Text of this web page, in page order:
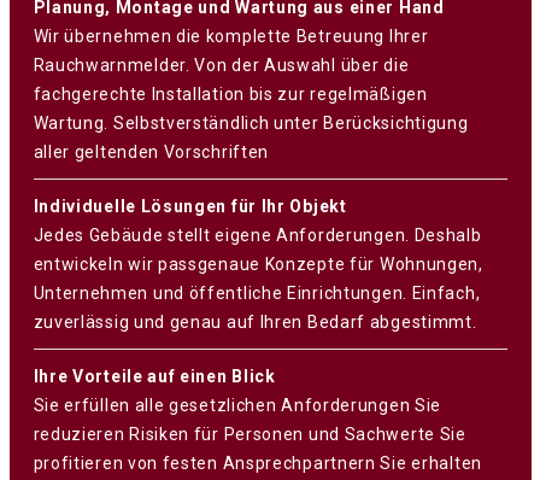
Planung, Montage und Wartung aus einer Hand
Wir übernehmen die komplette Betreuung Ihrer
Rauchwarnmelder. Von der Auswahl über die
fachgerechte Installation bis zur regelmäßigen
Wartung. Selbstverständlich unter Berücksichtigung
aller geltenden Vorschriften
Individuelle Lösungen für Ihr Objekt
Jedes Gebäude stellt eigene Anforderungen. Deshalb
entwickeln wir passgenaue Konzepte für Wohnungen,
Unternehmen und öffentliche Einrichtungen. Einfach,
zuverlässig und genau auf Ihren Bedarf abgestimmt.
Ihre Vorteile auf einen Blick
Sie erfüllen alle gesetzlichen Anforderungen Sie
reduzieren Risiken für Personen und Sachwerte Sie
profitieren von festen Ansprechpartnern Sie erhalten